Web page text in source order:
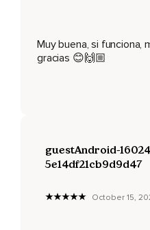
Tu cuerpo está listo.
Descansa.
Muy buena, si funciona,
gracias 😊🙌🏼
guestAndroid-
5e14df21cb9d9d47
October 15,